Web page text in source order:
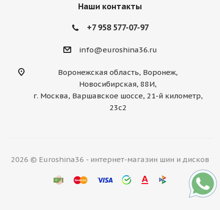
Наши контакты
+7 958 577-07-97
info@euroshina36.ru
Воронежская область, Воронеж,
Новосибирская, 88И,
г. Москва, Варшавское шоссе, 21-й километр,
23с2
2026 © Euroshina36 - интернет-магазин шин и дисков